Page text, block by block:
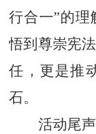
行合一”的理
悟到尊崇宪
任，更是推
石。
活动尾